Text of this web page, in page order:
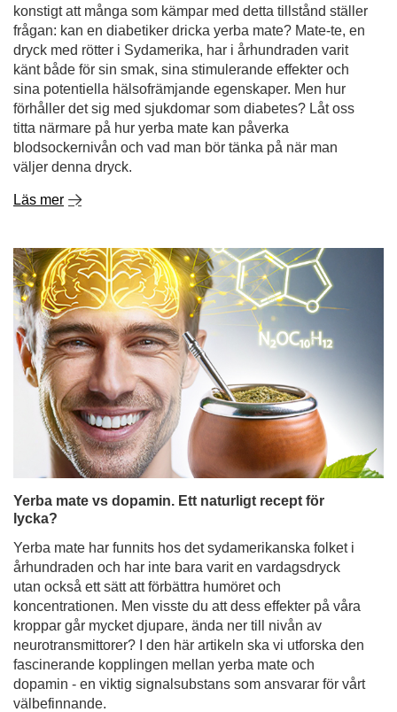
konstigt att många som kämpar med detta tillstånd ställer
frågan: kan en diabetiker dricka yerba mate? Mate-te, en
dryck med rötter i Sydamerika, har i århundraden varit
känt både för sin smak, sina stimulerande effekter och
sina potentiella hälsofrämjande egenskaper. Men hur
förhåller det sig med sjukdomar som diabetes? Låt oss
titta närmare på hur yerba mate kan påverka
blodsockernivån och vad man bör tänka på när man
väljer denna dryck.
Läs mer
Yerba mate vs dopamin. Ett naturligt recept för
lycka?
Yerba mate har funnits hos det sydamerikanska folket i
århundraden och har inte bara varit en vardagsdryck
utan också ett sätt att förbättra humöret och
koncentrationen. Men visste du att dess effekter på våra
kroppar går mycket djupare, ända ner till nivån av
neurotransmittorer? I den här artikeln ska vi utforska den
fascinerande kopplingen mellan yerba mate och
dopamin - en viktig signalsubstans som ansvarar för vårt
välbefinnande.